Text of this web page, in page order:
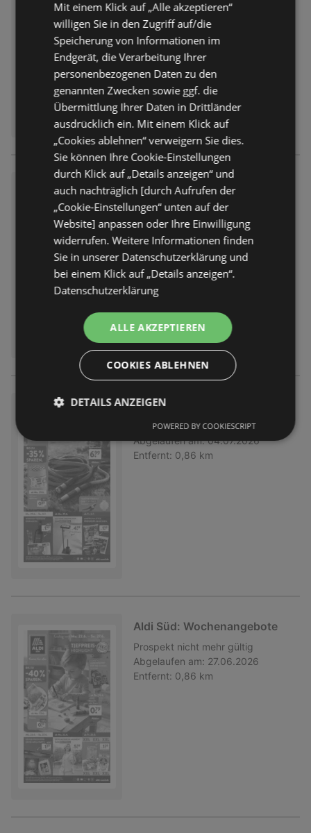
Entfernt: 0,86 km
Aldi Süd: Wochenangebote
Prospekt nicht mehr gültig
Abgelaufen am: 04.07.2026
Entfernt:
0,86 km
Aldi Süd: Wochenangebote
Prospekt nicht mehr gültig
Abgelaufen am: 04.07.2026
Entfernt: 0,86 km
Aldi Süd: Wochenangebote
Prospekt nicht mehr gültig
Abgelaufen am: 27.06.2026
Entfernt: 0,86 km
Mit einem Klick auf „Alle akzeptieren“
willigen Sie in den Zugriff auf/die
Speicherung von Informationen im
Endgerät, die Verarbeitung Ihrer
personenbezogenen Daten zu den
genannten Zwecken sowie ggf. die
Übermittlung Ihrer Daten in Drittländer
ausdrücklich ein. Mit einem Klick auf
„Cookies ablehnen“ verweigern Sie dies.
Sie können Ihre Cookie-Einstellungen
durch Klick auf „Details anzeigen“ und
auch nachträglich [durch Aufrufen der
„Cookie-Einstellungen“ unten auf der
Website] anpassen oder Ihre Einwilligung
widerrufen. Weitere Informationen finden
Sie in unserer Datenschutzerklärung und
bei einem Klick auf „Details anzeigen“.
Datenschutzerklärung
ALLE AKZEPTIEREN
COOKIES ABLEHNEN
DETAILS ANZEIGEN
POWERED BY COOKIESCRIPT